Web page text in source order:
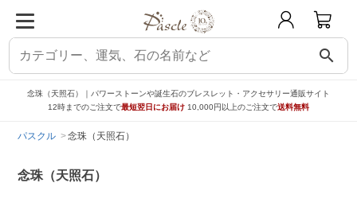
search
念珠（天照石）｜パワーストーンや誕生石のブレスレット・アクセサリー通販サイト
12時までのご注文で最短翌日にお届け 10,000円以上のご注文で送料無料
パスクル 念珠（天照石）
念珠（天照石）